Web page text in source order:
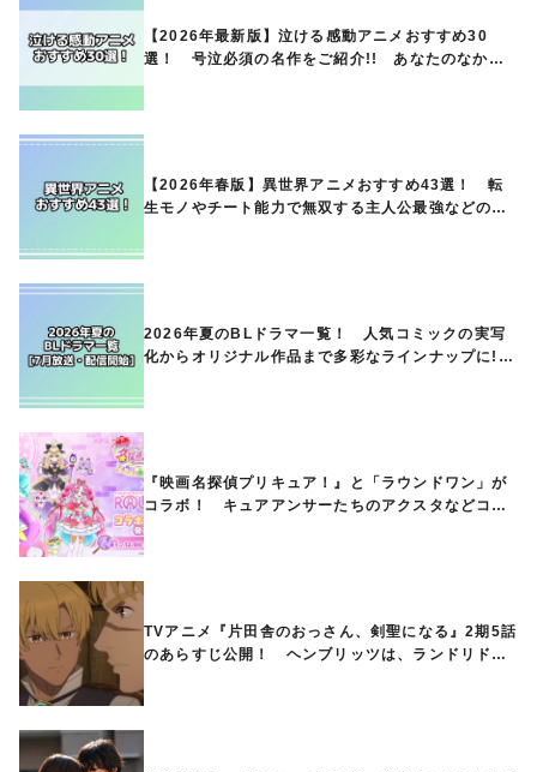
【2026年最新版】泣ける感動アニメおすすめ30
選！ 号泣必須の名作をご紹介!! あなたのなかの
【2026年春版】異世界アニメおすすめ43選！ 転
生モノやチート能力で無双する主人公最強などの人
2026年夏のBLドラマ一覧！ 人気コミックの実写
化からオリジナル作品まで多彩なラインナップに!!
『映画名探偵プリキュア！』と「ラウンドワン」が
コラボ！ キュアアンサーたちのアクスタなどコラ
TVアニメ『片田舎のおっさん、剣聖になる』2期5話
のあらすじ公開！ ヘンブリッツは、ランドリドに